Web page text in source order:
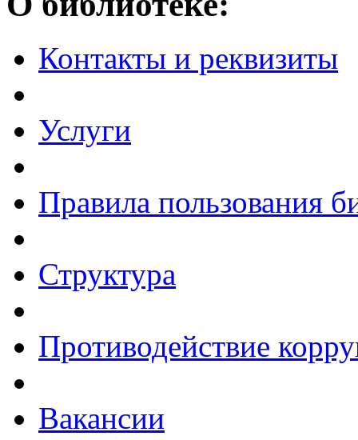
Контакты и реквизиты
Услуги
Правила пользования
Структура
Противодействие
Вакансии